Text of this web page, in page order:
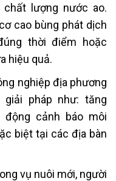
lượng nước ao.
cao bùng phát dịch
thời điểm hoặc
hiệu quả.
nghiệp địa phương
pháp như: tăng
cảnh báo môi
biệt tại các địa bàn
vụ nuôi mới, người